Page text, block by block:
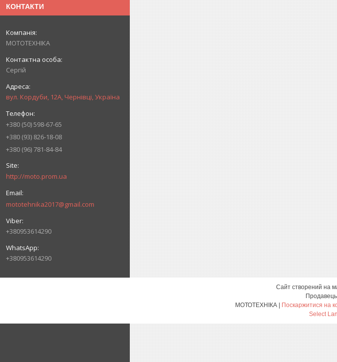
КОНТАКТИ
МОТОТЕХНІКА
Сергій
вул. Кордуби, 12А, Чернівці, Україна
+380 (50) 598-67-65
+380 (93) 826-18-08
+380 (96) 781-84-84
http://moto.prom.ua
mototehnika2017@gmail.com
+380953614290
+380953614290
Сайт створений на
МОТОТЕХНІКА | Поскаржитися на
Select